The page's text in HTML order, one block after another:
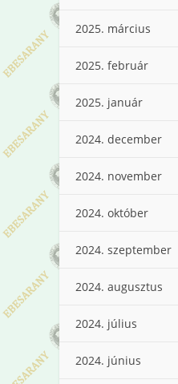
2025. március
2025. február
2025. január
2024. december
2024. november
2024. október
2024. szeptember
2024. augusztus
2024. július
2024. június